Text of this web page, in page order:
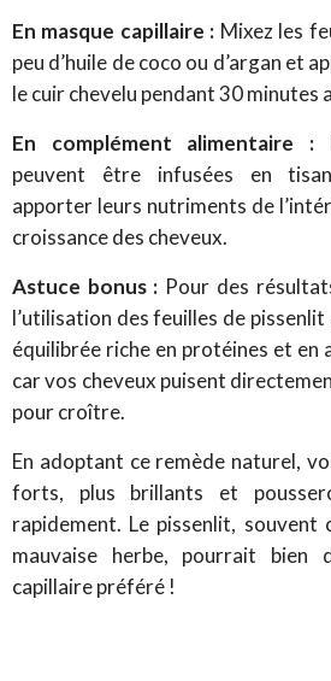
En masque capillaire : Mixez les
peu d’huile de coco ou d’argan et
le cuir chevelu pendant 30 minutes
En complément alimentaire :
peuvent être infusées en
apporter leurs nutriments de
croissance des cheveux.
Astuce bonus : Pour des
l’utilisation des feuilles de
équilibrée riche en protéines et en
car vos cheveux puisent
pour croître.
En adoptant ce remède naturel,
forts, plus brillants et
rapidement. Le pissenlit, souvent
mauvaise herbe, pourrait bien
capillaire préféré !